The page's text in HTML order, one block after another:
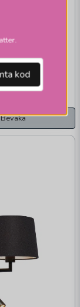
819 kr
kr
Slutsåld
Bevaka
kod